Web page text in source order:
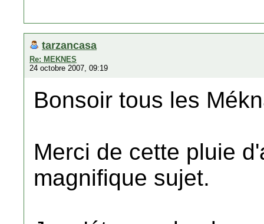
tarzancasa
Re: MEKNES
24 octobre 2007, 09:19
Bonsoir tous les
Merci de cette pluie
magnifique sujet.